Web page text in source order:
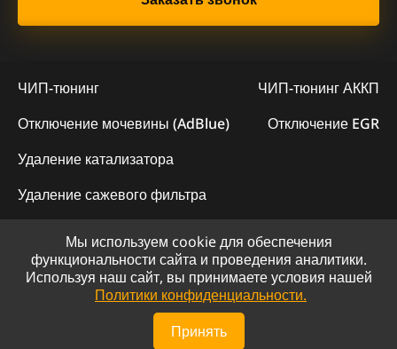
ЧИП-тюнинг
ЧИП-тюнинг АККП
Отключение мочевины (AdBlue)
Отключение EGR
Удаление катализатора
Удаление сажевого фильтра
© 2023 - Официальный сайт "ChipLogic"
Политика конфиденциальности
Сайт разработан компанией DS-ART
Мы используем cookie для обеспечения
функциональности сайта и проведения аналитики.
Используя наш сайт, вы принимаете условия нашей
Политики конфиденциальности.
Принять